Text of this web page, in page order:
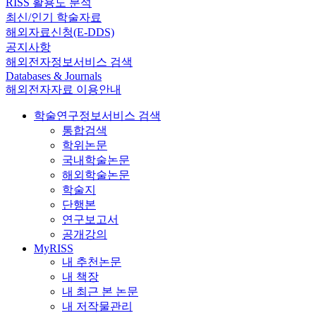
최신/인기 학술자료
해외자료신청(E-DDS)
공지사항
해외전자정보서비스 검색
Databases & Journals
해외전자자료 이용안내
학술연구정보서비스 검색
통합검색
학위논문
국내학술논문
해외학술논문
학술지
단행본
연구보고서
공개강의
MyRISS
내 추천논문
내 책장
내 최근 본 논문
내 저작물관리